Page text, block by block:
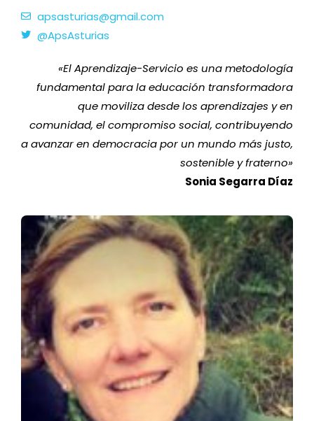
apsasturias@gmail.com
@ApsAsturias
«El Aprendizaje-Servicio es una metodología
fundamental para la educación transformadora
que moviliza desde los aprendizajes y en
comunidad, el compromiso social, contribuyendo
a avanzar en democracia por un mundo más justo,
sostenible y fraterno»
Sonia Segarra Díaz